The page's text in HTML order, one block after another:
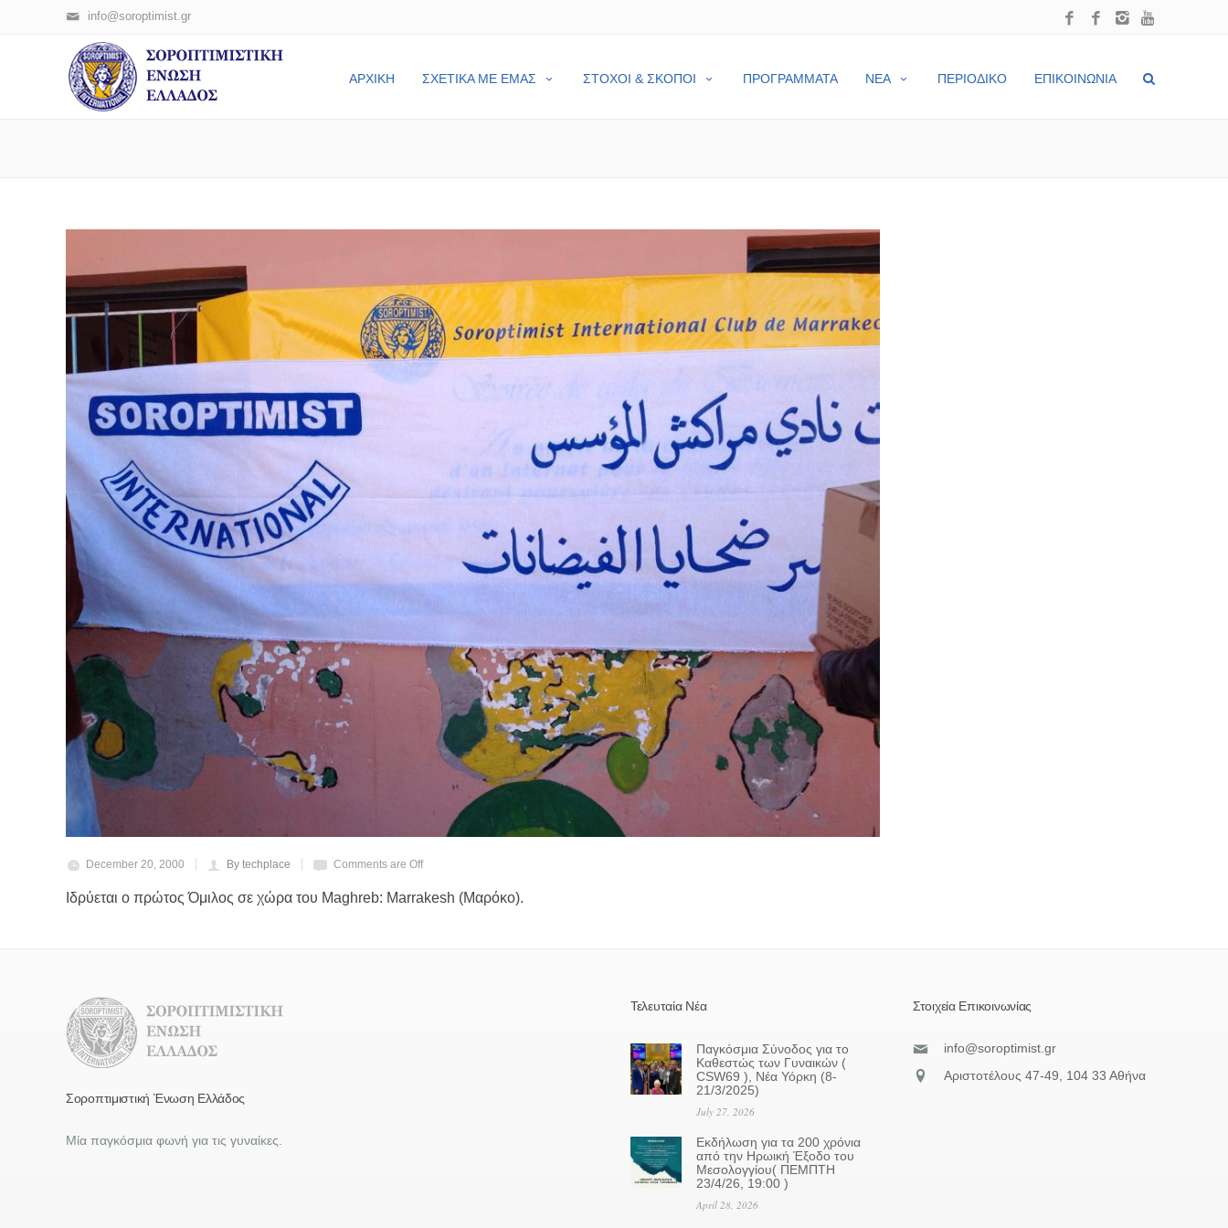
info@soroptimist.gr
ΑΡΧΙΚΗ ΣΧΕΤΙΚΑ ΜΕ ΕΜΑΣ ΣΤΟΧΟΙ & ΣΚΟΠΟΙ ΠΡΟΓΡΑΜΜΑΤΑ ΝΕΑ ΠΕΡΙΟΔΙΚΟ ΕΠΙΚΟΙΝΩΝΙΑ
December 20, 2000 By techplace Comments are Off
Ιδρύεται ο πρώτος Όμιλος σε χώρα του Maghreb: Marrakesh (Μαρόκο).
Σοροπτιμιστική Ένωση Ελλάδος
Μία παγκόσμια φωνή για τις γυναίκες.
Τελευταία Νέα
Παγκόσμια Σύνοδος για το
Καθεστώς των Γυναικών (
CSW69 ), Νέα Υόρκη (8-
21/3/2025)
July 27, 2026
Eκδήλωση για τα 200 χρόνια
από την Ηρωική Έξοδο του
Μεσολογγίου( ΠΕΜΠΤΗ
23/4/26, 19:00 )
April 28, 2026
Στοιχεία Επικοινωνίας
info@soroptimist.gr
Αριστοτέλους 47-49, 104 33 Αθήνα